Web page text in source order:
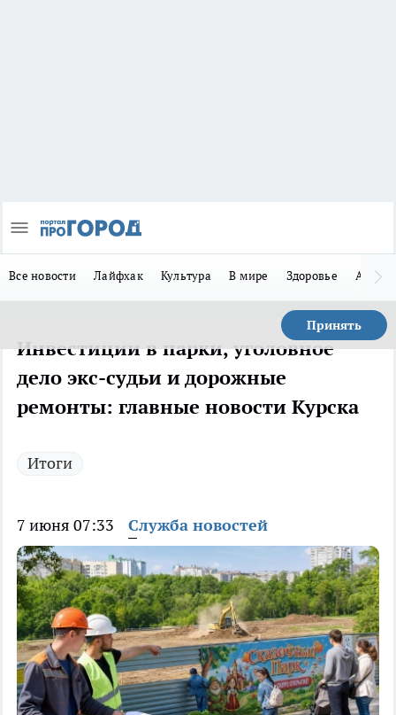
Все новости Лайфхак Культура В мире Здоровье Авто
Принять
Инвестиции в парки, уголовное
дело экс-судьи и дорожные
ремонты: главные новости Курска
Итоги
7 июня 07:33 Служба новостей